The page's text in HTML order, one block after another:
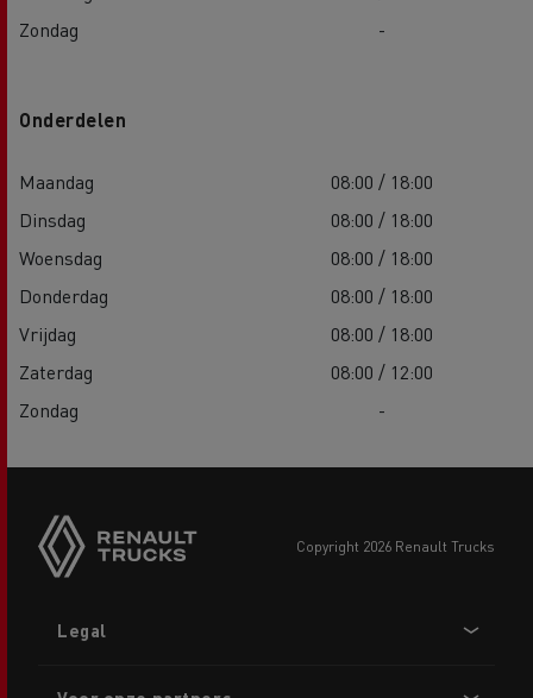
Zondag
-
Onderdelen
Maandag
08:00 / 18:00
Dinsdag
08:00 / 18:00
Woensdag
08:00 / 18:00
Donderdag
08:00 / 18:00
Vrijdag
08:00 / 18:00
Zaterdag
08:00 / 12:00
Zondag
-
copyright 2026 Renault Trucks
menu
Legal